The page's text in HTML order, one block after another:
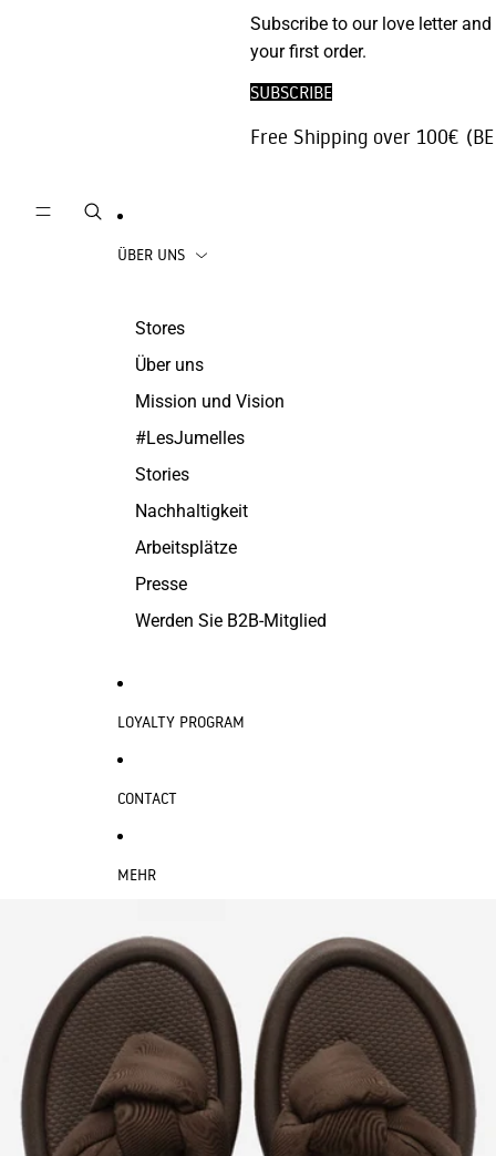
Strickjacken
Hosen | Jeans
die Röcke
Beachwear
Accessories
Subscribe to our love letter
your first order.
SUBSCRIBE
Free Shipping over 100€
ÜBER UNS
Stores
Über uns
Mission und Vision
#LesJumelles
Stories
Nachhaltigkeit
Arbeitsplätze
Presse
Werden Sie B2B-Mitglied
LOYALTY PROGRAM
CONTACT
MEHR